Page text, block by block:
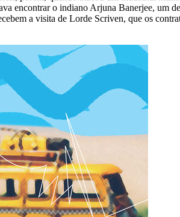
encontrar o indiano Arjuna Banerjee, um
a visita de Lorde Scriven, que os